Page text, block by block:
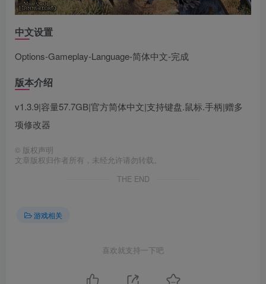
中文设置
Options-Gameplay-Language-简体中文-完成
版本介绍
v1.3.9|容量57.7GB|官方简体中文|支持键盘.鼠标.手柄|赠多
项修改器
© 版权声明
文章版权归作者所有，未经允许请勿转载。
THE END
游戏相关
喜欢就支持一下吧